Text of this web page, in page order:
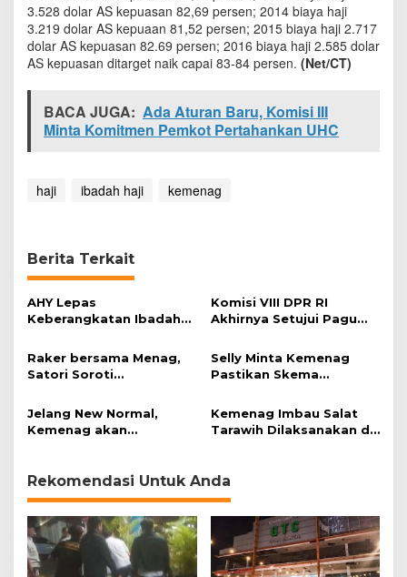
3.528 dolar AS kepuasan 82,69 persen; 2014 biaya haji
3.219 dolar AS kepuaan 81,52 persen; 2015 biaya haji 2.717
dolar AS kepuasan 82.69 persen; 2016 biaya haji 2.585 dolar
AS kepuasan ditarget naik capai 83-84 persen. (Net/CT)
BACA JUGA: Ada Aturan Baru, Komisi III
Minta Komitmen Pemkot Pertahankan UHC
haji ibadah haji kemenag
Berita Terkait
AHY Lepas
Keberangkatan Ibadah
Komisi VIII DPR RI
Akhirnya Setujui Pagu
Tahun 2021
Raker bersama Menag,
Satori Soroti
Selly Minta Kemenag
Pastikan Skema
Gagal Berangkat
Jelang New Normal,
Kemenag akan
Ibadah
Kemenag Imbau Salat
Tarawih Dilaksanakan di
Rekomendasi Untuk Anda